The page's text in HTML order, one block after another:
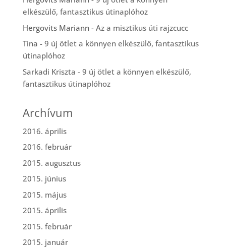
elkészülő, fantasztikus útinaplóhoz
Hergovits Mariann- Az a misztikus úti rajzcucc
Tina - 9 új ötlet a könnyen elkészülő, fantasztikus
útinaplóhoz
Sarkadi Kriszta - 9 új ötlet a könnyen elkészülő,
fantasztikus útinaplóhoz
Archívum
2016. április
2016. február
2015. augusztus
2015. június
2015. május
2015. április
2015. február
2015. január